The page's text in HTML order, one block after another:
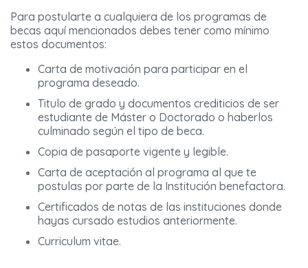
Para postularte a cualquiera de los programas de
becas aquí mencionados debes tener como mínimo
estos documentos:
Carta de motivación para participar en el
programa deseado.
Titulo de grado y documentos crediticios de ser
estudiante de Máster o Doctorado o haberlos
culminado según el tipo de beca.
Copia de pasaporte vigente y legible.
Carta de aceptación al programa al que te
postulas por parte de la Institución benefactora.
Certificados de notas de las instituciones donde
hayas cursado estudios anteriormente.
Curriculum vitae.